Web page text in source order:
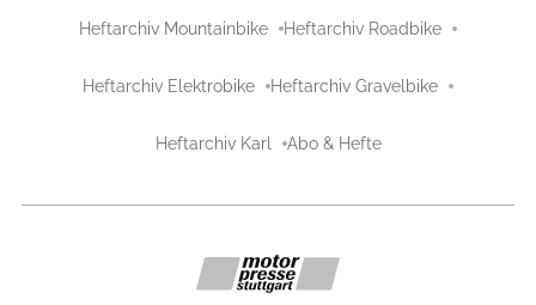
Heftarchiv Mountainbike Heftarchiv Roadbike
Heftarchiv Elektrobike Heftarchiv Gravelbike
Heftarchiv Karl Abo & Hefte